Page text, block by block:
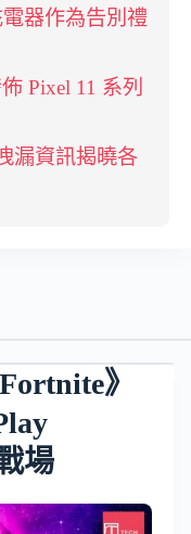
器作為告別禮
Pixel 11 系列
漏資訊揭曉各
》
場